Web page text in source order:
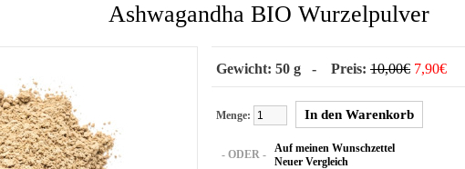
Ashwagandha BIO Wurzelpulver
Gewicht: 50 g - Preis: 10,00€ 7,90€
Menge:
- ODER -
Auf meinen Wunschzettel
Neuer Vergleich